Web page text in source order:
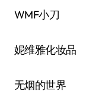
WMF小刀
妮维雅化妆品
无烟的世界